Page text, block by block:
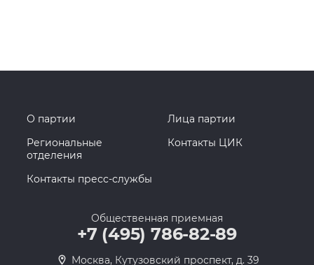
О партии
Лица партии
Региональные
отделения
Контакты ЦИК
Контакты пресс-службы
Общественная приемная
+7 (495) 786-82-89
Москва, Кутузовский проспект, д. 39